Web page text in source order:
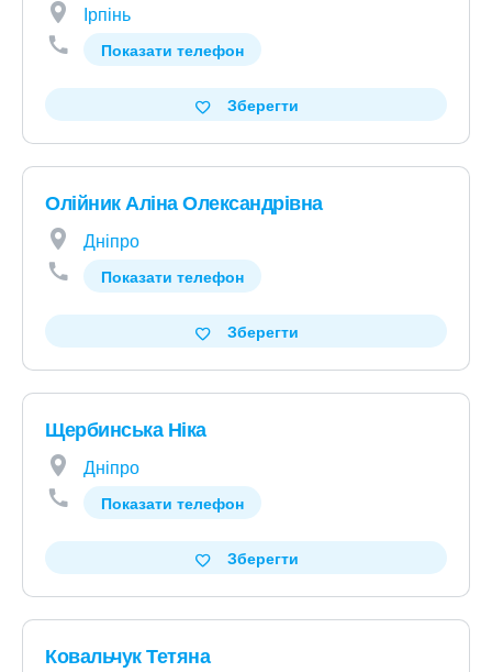
Ірпінь
Показати телефон
Зберегти
Олійник Аліна Олександрівна
Дніпро
Показати телефон
Зберегти
Щербинська Ніка
Дніпро
Показати телефон
Зберегти
Ковальчук Тетяна